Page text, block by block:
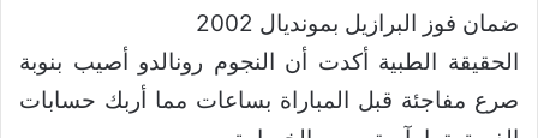
ضمان فوز البرازيل بمونديال 2002
الحقيقة الطبية أكدت أن النجوم رونالدو أصيب بنوبة
صرع مفاجئة قبل المباراة بساعات مما أربك حسابات